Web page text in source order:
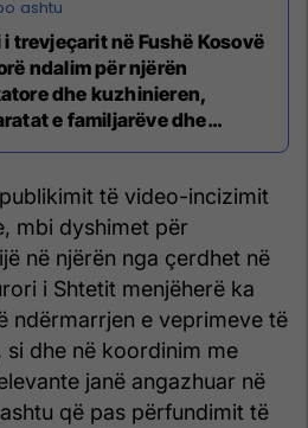
i trevjeçarit në Fushë Kosovë
ndalim për njërën
dhe kuzhinieren,
e familjarëve dhe
të video-incizimit
mbi dyshimet për
në njërën nga çerdhet në
i Shtetit menjëherë ka
ndërmarrjen e veprimeve të
si dhe në koordinim me
janë angazhuar në
që pas përfundimit të